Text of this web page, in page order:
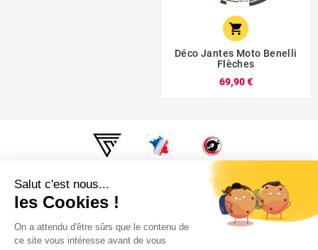

Déco Jantes Moto Benelli
Flèches
69,90 €
Super Fabrique, c'est fabriqué en France, Au fin fond de la
Bourgogne. Par des motards, pour des motards.
Informations